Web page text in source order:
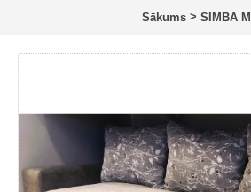
Sākums > SIMBA M